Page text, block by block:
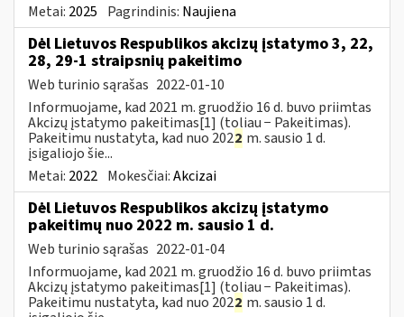
Metai: 2025 Pagrindinis: Naujiena
Dėl Lietuvos Respublikos akcizų įstatymo 3, 22,
28, 29-1 straipsnių pakeitimo
Web turinio sąrašas 2022-01-10
Informuojame, kad 2021 m. gruodžio 16 d. buvo priimtas
Akcizų įstatymo pakeitimas[1] (toliau − Pakeitimas).
Pakeitimu nustatyta, kad nuo 2022 m. sausio 1 d.
įsigaliojo šie...
Metai: 2022 Mokesčiai:Akcizai
Dėl Lietuvos Respublikos akcizų įstatymo
pakeitimų nuo 2022 m. sausio 1 d.
Web turinio sąrašas 2022-01-04
Informuojame, kad 2021 m. gruodžio 16 d. buvo priimtas
Akcizų įstatymo pakeitimas[1] (toliau − Pakeitimas).
Pakeitimu nustatyta, kad nuo 2022 m. sausio 1 d.